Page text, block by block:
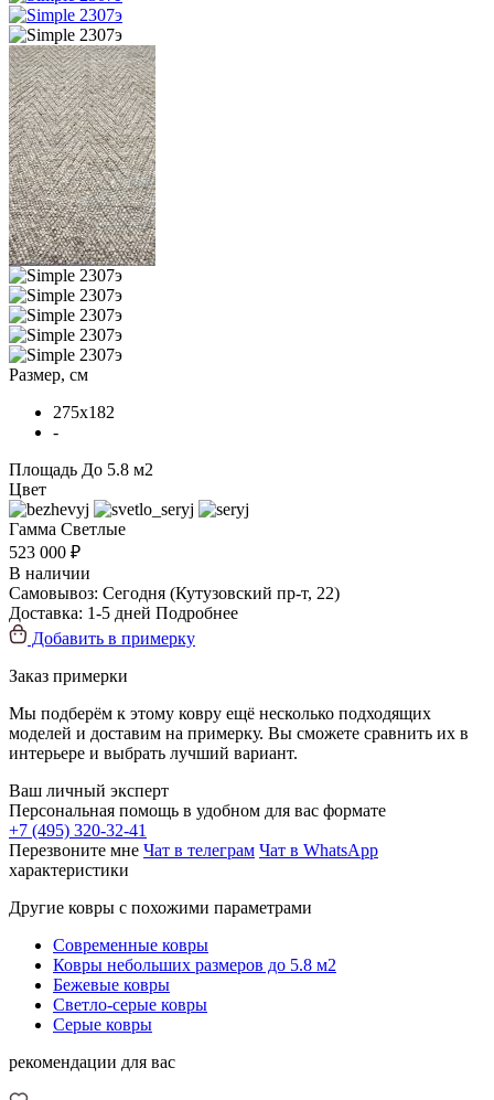
Размер, см
275x182
-
Площадь До 5.8 м2
Цвет
Гамма Светлые
523 000 ₽
В наличии
Самовывоз: Сегодня (Кутузовский пр-т, 22)
Доставка: 1-5 дней Подробнее
Добавить в примерку
Заказ примерки
Мы подберём к этому ковру ещё несколько подходящих
моделей и доставим на примерку. Вы сможете сравнить их в
интерьере и выбрать лучший вариант.
Ваш личный эксперт
Персональная помощь в удобном для вас формате
+7 (495) 320-32-41
Перезвоните мне Чат в телеграм Чат в WhatsApp
характеристики
Другие ковры с похожими параметрами
Современные ковры
Ковры небольших размеров до 5.8 м2
Бежевые ковры
Светло-серые ковры
Серые ковры
рекомендации для вас